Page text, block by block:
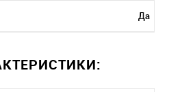
Да